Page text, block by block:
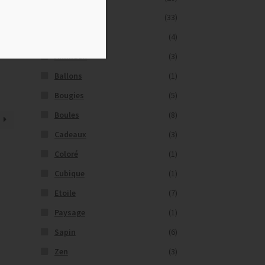
(33)
(4)
Animaux
(3)
Ballons
(1)
Bougies
(5)
Boules
(8)
Cadeaux
(3)
Coloré
(1)
Cubique
(1)
Etoile
(7)
Paysage
(1)
Sapin
(6)
Zen
(3)